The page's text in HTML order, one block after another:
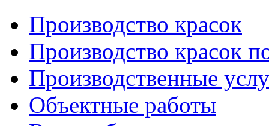
Производство красок
Производство красок
Производственные
Объектные работы